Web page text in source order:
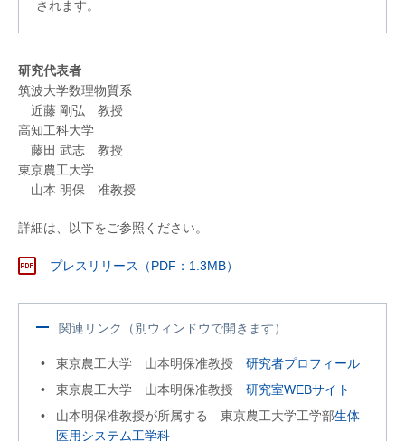
されます。
研究代表者
筑波大学数理物質系
近藤 剛弘 教授
高知工科大学
藤田 武志 教授
東京農工大学
山本 明保 准教授
詳細は、以下をご参照ください。
プレスリリース（PDF：1.3MB）
関連リンク（別ウィンドウで開きます）
東京農工大学 山本明保准教授研究者プロフィール
東京農工大学 山本明保准教授研究室WEBサイト
山本明保准教授が所属する 東京農工大学工学部生体
医用システム工学科